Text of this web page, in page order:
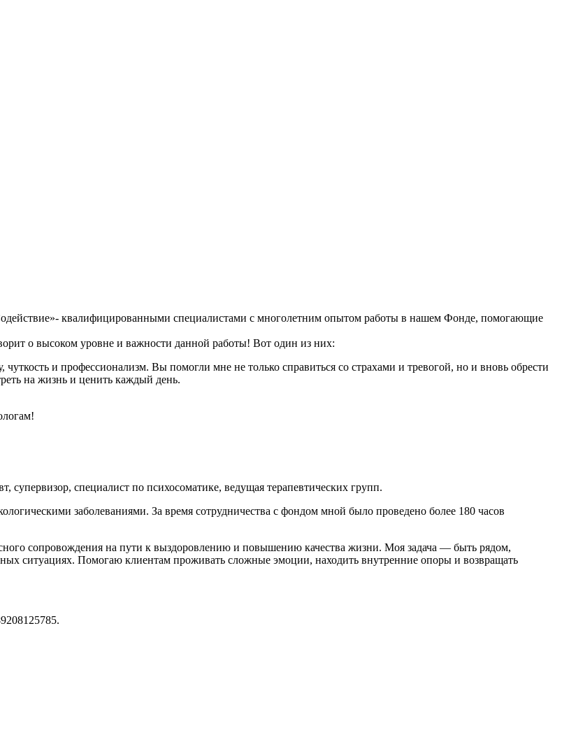
квалифицированными специалистами с многолетним опытом работы в нашем Фонде, помогающие
о высоком уровне и важности данной работы! Вот один из них:
и профессионализм. Вы помогли мне не только справиться со страхами и тревогой, но и вновь обрести
на жизнь и ценить каждый день.
специалист по психосоматике, ведущая терапевтических групп.
заболеваниями. За время сотрудничества с фондом мной было проведено более 180 часов
сопровождения на пути к выздоровлению и повышению качества жизни. Моя задача — быть рядом,
ситуациях. Помогаю клиентам проживать сложные эмоции, находить внутренние опоры и возвращать